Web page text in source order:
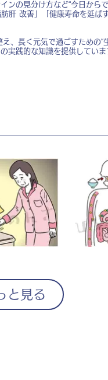
の見分け方など“今日から
肝 改善」「健康寿命を延ば
、長く元気で過ごすための
実践的な知識を提供していま
と見る